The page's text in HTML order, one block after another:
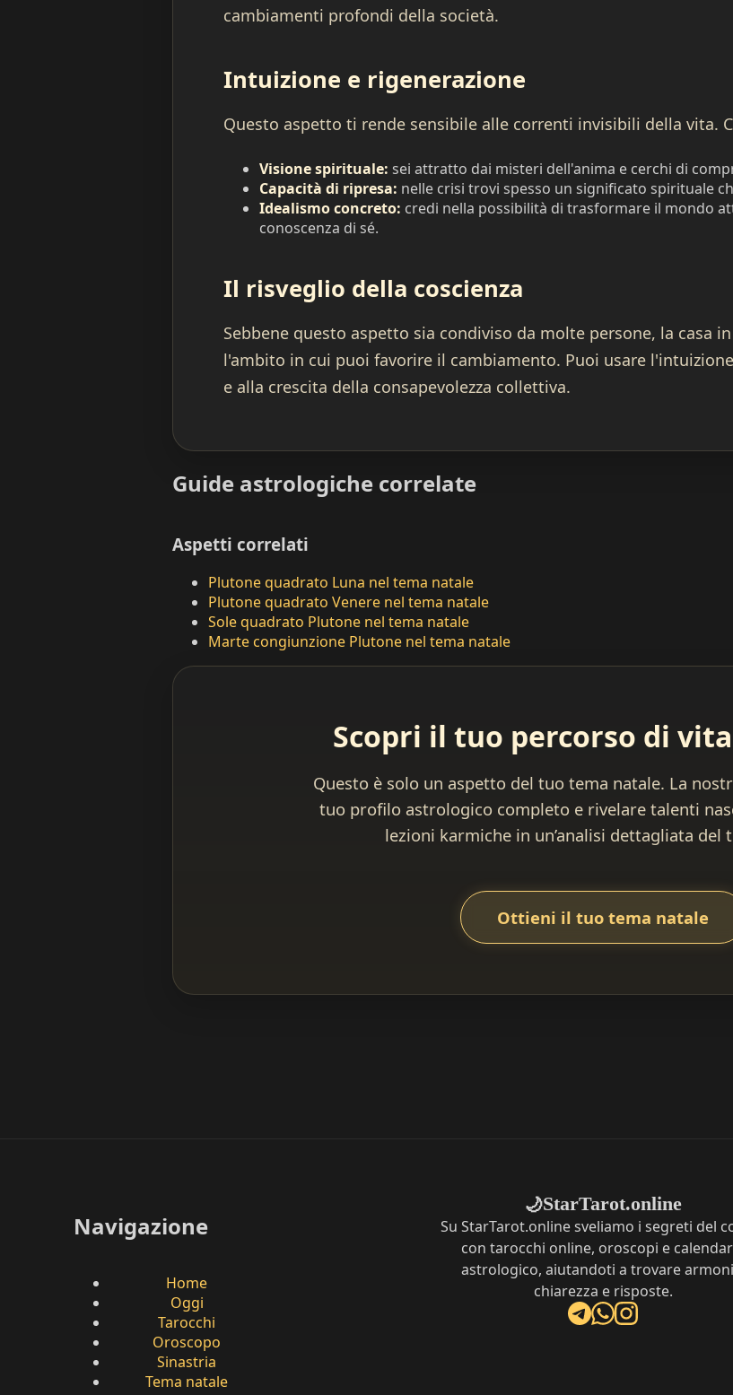
cambiamenti profondi della società.
Intuizione e rigenerazione
Questo aspetto ti rende sensibile alle correnti invisibili della vita.
Visione spirituale: sei attratto dai misteri dell'anima e cerchi di
Capacità di ripresa: nelle crisi trovi spesso un significato spirituale
Idealismo concreto: credi nella possibilità di trasformare il mondo
conoscenza di sé.
Il risveglio della coscienza
Sebbene questo aspetto sia condiviso da molte persone, la casa
l'ambito in cui puoi favorire il cambiamento. Puoi usare
e alla crescita della consapevolezza collettiva.
Guide astrologiche correlate
Aspetti correlati
Plutone quadrato Luna nel tema natale
Plutone quadrato Venere nel tema natale
Sole quadrato Plutone nel tema natale
Marte congiunzione Plutone nel tema natale
Scopri il tuo percorso di
Questo è solo un aspetto del tuo tema natale. La
tuo profilo astrologico completo e rivelare talenti
lezioni karmiche in un’analisi dettagliata del
Ottieni il tuo tema natale
Navigazione
Home
Oggi
Tarocchi
Oroscopo
Sinastria
Tema natale
🌙StarTarot.online
Su StarTarot.online sveliamo i segreti del
con tarocchi online, oroscopi e
astrologico, aiutandoti a trovare
chiarezza e risposte.